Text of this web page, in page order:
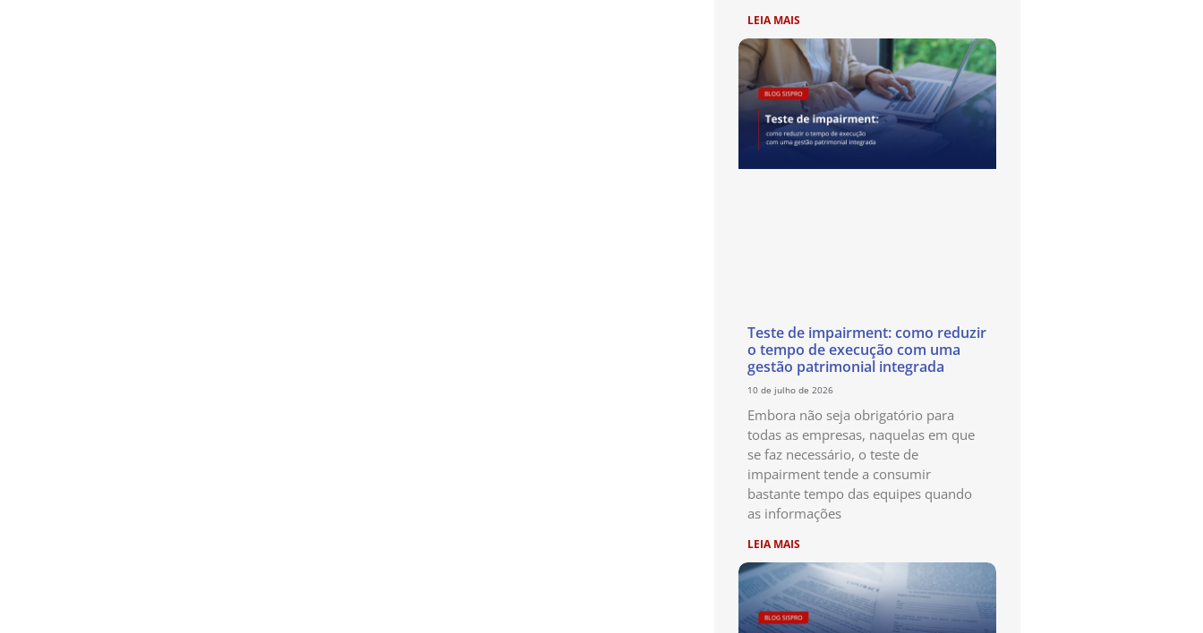
LEIA MAIS
Teste de impairment: como reduzir
o tempo de execução com uma
gestão patrimonial integrada
10 de julho de 2026
Embora não seja obrigatório para
todas as empresas, naquelas em que
se faz necessário, o teste de
impairment tende a consumir
bastante tempo das equipes quando
as informações
LEIA MAIS